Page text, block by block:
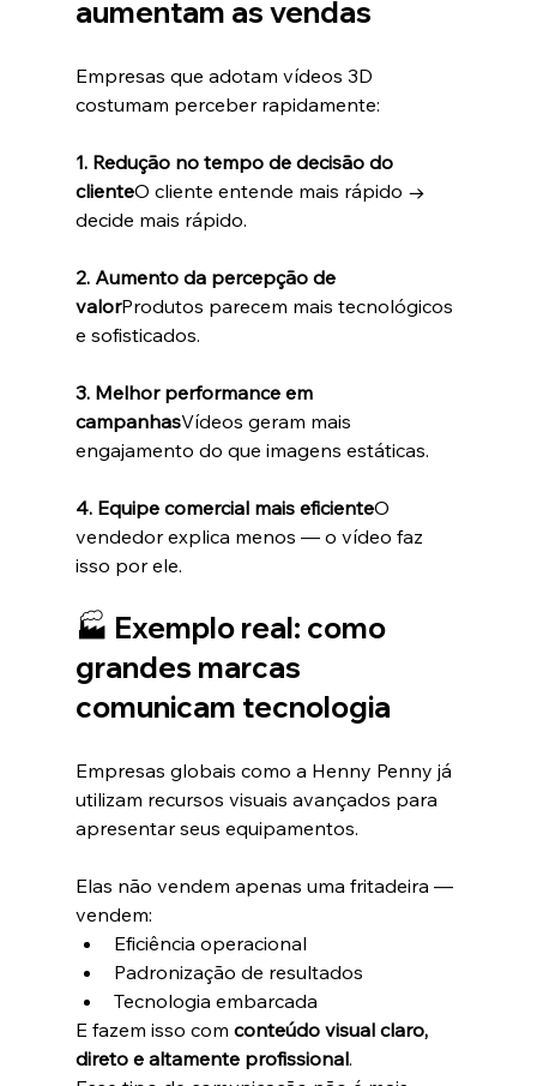
aumentam as vendas
Empresas que adotam vídeos 3D
costumam perceber rapidamente:
1. Redução no tempo de decisão do
clienteO cliente entende mais rápido →
decide mais rápido.
2. Aumento da percepção de
valorProdutos parecem mais tecnológicos
e sofisticados.
3. Melhor performance em
campanhasVídeos geram mais
engajamento do que imagens estáticas.
4. Equipe comercial mais eficienteO
vendedor explica menos — o vídeo faz
isso por ele.
🏭 Exemplo real: como
grandes marcas
comunicam tecnologia
Empresas globais como a Henny Penny já
utilizam recursos visuais avançados para
apresentar seus equipamentos.
Elas não vendem apenas uma fritadeira —
vendem:
Eficiência operacional
Padronização de resultados
Tecnologia embarcada
E fazem isso com conteúdo visual claro,
direto e altamente profissional.